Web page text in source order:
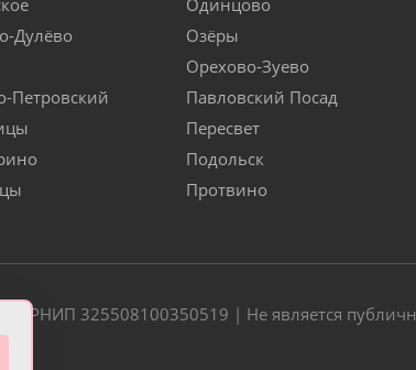
Дулёво
Петровский
Одинцово
Озёры
Орехово-Зуево
Павловский Посад
Пересвет
Подольск
Протвино
325508100350519 | Не является